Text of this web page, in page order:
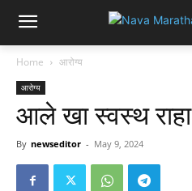
Home आरोग्य
आरोग्य
आले खा स्वस्थ राहा
By newseditor - May 9, 2024